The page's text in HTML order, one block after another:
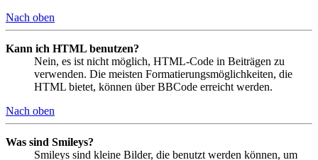
Nach oben
Kann ich HTML benutzen?
Nein, es ist nicht möglich, HTML-Code in Beiträgen zu
verwenden. Die meisten Formatierungsmöglichkeiten, die
HTML bietet, können über BBCode erreicht werden.
Nach oben
Was sind Smileys?
Smileys sind kleine Bilder, die benutzt werden können, um